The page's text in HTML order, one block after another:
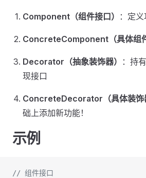
Component（组件接口） ：定
ConcreteComponent（具体组件
Decorator（抽象装饰器）
：持
现接口
ConcreteDecorator（具体装饰
础上添加新功能！
示例
// 组件接口